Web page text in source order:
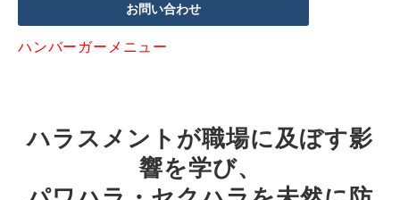
お問い合わせ
ハンバーガーメニュー
ハラスメントが職場に及ぼす影
響を学び、